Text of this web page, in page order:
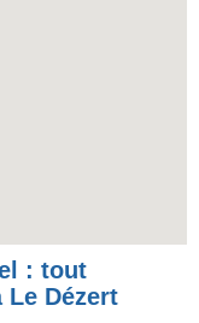
: tout
Le Dézert